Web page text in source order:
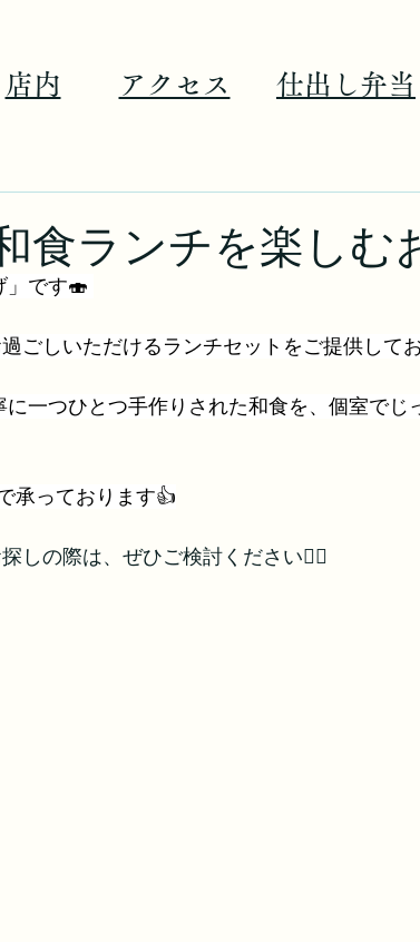
店内 アクセス 仕出し弁当
食ランチを楽しむ
」です🍣
ごしいただけるランチセットをご提供して
一つひとつ手作りされた和食を、個室でじ
承っております👍
しの際は、ぜひご検討ください🙇‍♂️